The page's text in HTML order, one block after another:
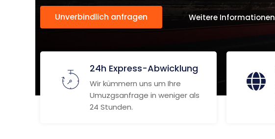
Unverbindlich anfragen Weitere Informationen
24h Express-Abwicklung
Wir kümmern uns um Ihre
Umuzgsanfrage in weniger als
24 Stunden.